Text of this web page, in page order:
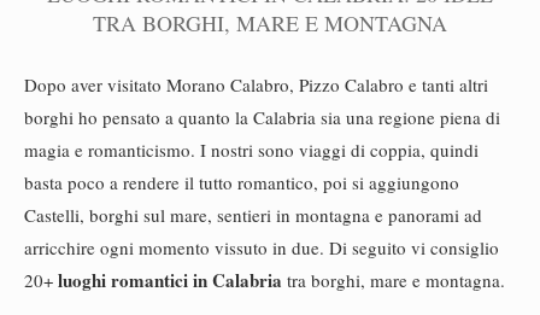
TRA BORGHI, MARE E MONTAGNA
Dopo aver visitato Morano Calabro, Pizzo Calabro e tanti altri
borghi ho pensato a quanto la Calabria sia una regione piena di
magia e romanticismo. I nostri sono viaggi di coppia, quindi
basta poco a rendere il tutto romantico, poi si aggiungono
Castelli, borghi sul mare, sentieri in montagna e panorami ad
arricchire ogni momento vissuto in due. Di seguito vi consiglio
20+ luoghi romantici in Calabria tra borghi, mare e montagna.